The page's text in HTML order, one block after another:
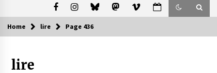
Home lire Page 436
lire